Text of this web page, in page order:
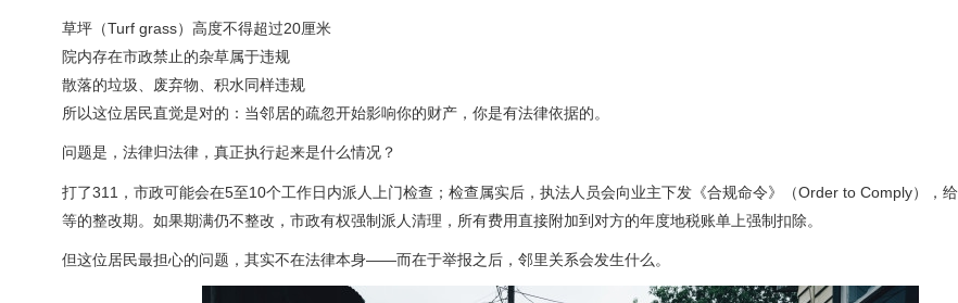
草坪（Turf grass）高度不得超过20厘米
院内存在市政禁止的杂草属于违规
散落的垃圾、废弃物、积水同样违规
所以这位居民直觉是对的：当邻居的疏忽开始影响你的财产，你是有法律依据的。
问题是，法律归法律，真正执行起来是什么情况？
打了311，市政可能会在5至10个工作日内派人上门检查；检查属实后，执法人员会向业主下发《合规命令》（Order to Comply），
等的整改期。如果期满仍不整改，市政有权强制派人清理，所有费用直接附加到对方的年度地税账单上强制扣除。
但这位居民最担心的问题，其实不在法律本身——而在于举报之后，邻里关系会发生什么。